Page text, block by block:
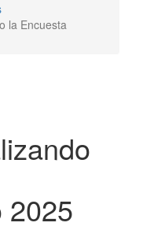
la Encuesta
2025